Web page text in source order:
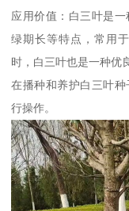
应用价值：白三叶是一
绿期长等特点，常用
时，白三叶也是一种优
在播种和养护白三叶
行操作。